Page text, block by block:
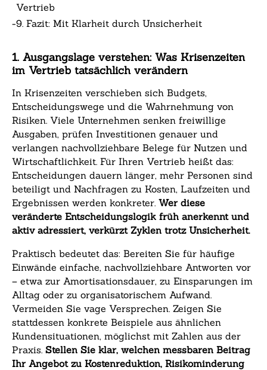
Vertrieb
-9. Fazit: Mit Klarheit durch Unsicherheit
1. Ausgangslage verstehen: Was Krisenzeiten
im Vertrieb tatsächlich verändern
In Krisenzeiten verschieben sich Budgets,
Entscheidungswege und die Wahrnehmung von
Risiken. Viele Unternehmen senken freiwillige
Ausgaben, prüfen Investitionen genauer und
verlangen nachvollziehbare Belege für Nutzen und
Wirtschaftlichkeit. Für Ihren Vertrieb heißt das:
Entscheidungen dauern länger, mehr Personen sind
beteiligt und Nachfragen zu Kosten, Laufzeiten und
Ergebnissen werden konkreter. Wer diese
veränderte Entscheidungslogik früh anerkennt und
aktiv adressiert, verkürzt Zyklen trotz Unsicherheit.
Praktisch bedeutet das: Bereiten Sie für häufige
Einwände einfache, nachvollziehbare Antworten vor
– etwa zur Amortisationsdauer, zu Einsparungen im
Alltag oder zu organisatorischem Aufwand.
Vermeiden Sie vage Versprechen. Zeigen Sie
stattdessen konkrete Beispiele aus ähnlichen
Kundensituationen, möglichst mit Zahlen aus der
Praxis. Stellen Sie klar, welchen messbaren Beitrag
Ihr Angebot zu Kostenreduktion, Risikominderung